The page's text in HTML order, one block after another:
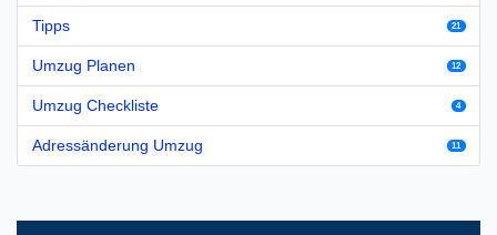
Tipps 21
Umzug Planen 12
Umzug Checkliste 4
Adressänderung Umzug 11